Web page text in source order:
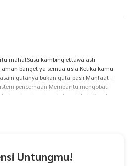
mahalSusu kambing ettawa asli
banget ya semua usia.Ketika kamu
gulanya bukan gula pasir.Manfaat :
pencernaan Membantu mengobati
stamina dan daya tahan tubuh Dapat
sebagai masker) Dapat mengobati
Untungmu!